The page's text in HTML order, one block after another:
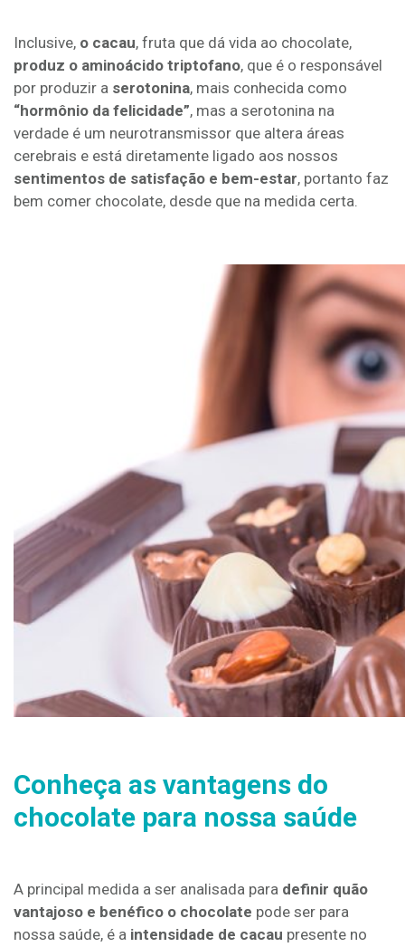
Inclusive, o cacau, fruta que dá vida ao chocolate,
produz o aminoácido triptofano, que é o responsável
por produzir a serotonina, mais conhecida como
“hormônio da felicidade”, mas a serotonina na
verdade é um neurotransmissor que altera áreas
cerebrais e está diretamente ligado aos nossos
sentimentos de satisfação e bem-estar, portanto faz
bem comer chocolate, desde que na medida certa.
Conheça as vantagens do
chocolate para nossa saúde
A principal medida a ser analisada para definir quão
vantajoso e benéfico o chocolate pode ser para
nossa saúde, é a intensidade de cacau presente no